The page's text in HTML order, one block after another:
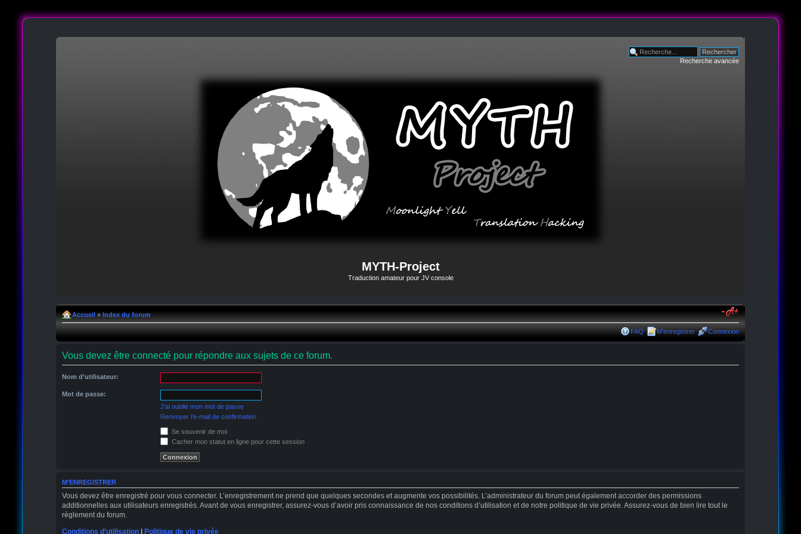
Recherche avancée
MYTH-Project
Traduction amateur pour JV console
Accueil» Index du forum
FAQ M’enregistrer Connexion
Vous devez être connecté pour répondre aux sujets de ce forum.
Nom d’utilisateur:
Mot de passe:
J’ai oublié mon mot de passe
Renvoyer l’e-mail de confirmation
Se souvenir de moi
Cacher mon statut en ligne pour cette session
M’ENREGISTRER
Vous devez être enregistré pour vous connecter. L’enregistrement ne prend que quelques secondes et augmente vos possibilités. L’administrateur du forum peut également accorder des permissions
additionnelles aux utilisateurs enregistrés. Avant de vous enregistrer, assurez-vous d’avoir pris connaissance de nos conditions d’utilisation et de notre politique de vie privée. Assurez-vous de bien lire tout le
règlement du forum.
Conditions d’utilisation| Politique de vie privée